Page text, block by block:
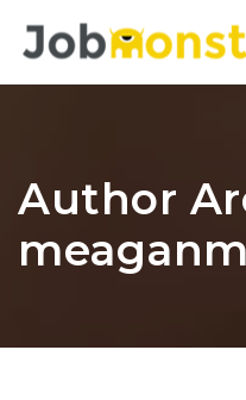
Author